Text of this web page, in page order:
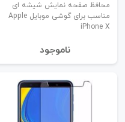
محافظ صفحه نمایش شیشه ای
مناسب برای گوشی موبایل Apple
iPhone X
نا‌موجود